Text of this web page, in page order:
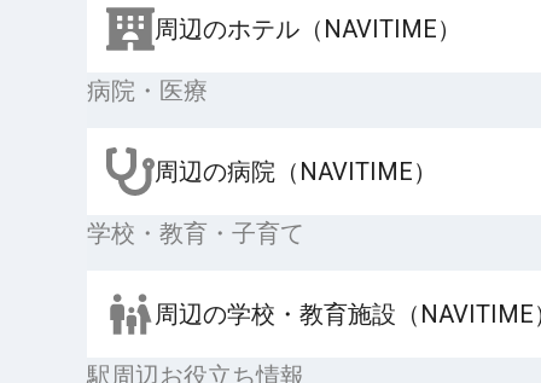
周辺のホテル（NAVITIME）
病院・医療
周辺の病院（NAVITIME）
学校・教育・子育て
周辺の学校・教育施設（NAVITIME
駅周辺お役立ち情報